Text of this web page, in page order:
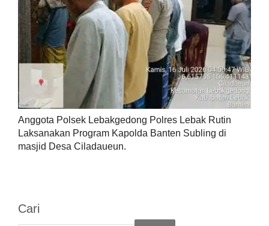
Anggota Polsek Lebakgedong Polres Lebak Rutin
Laksanakan Program Kapolda Banten Subling di
masjid Desa Ciladaueun.
Cari